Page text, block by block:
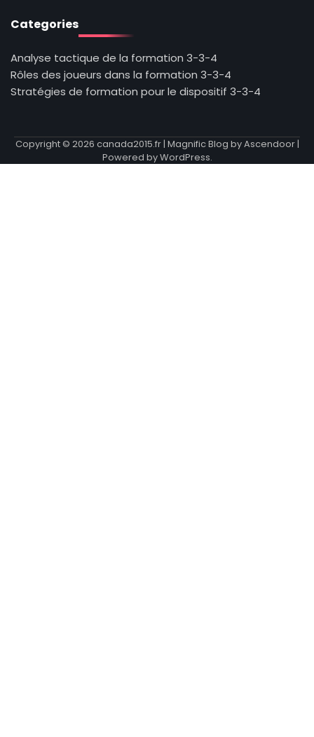
Categories
Analyse tactique de la formation 3-3-4
Rôles des joueurs dans la formation 3-3-4
Stratégies de formation pour le dispositif 3-3-4
Copyright © 2026 canada2015.fr| Magnific Blog byAscendoor|
Powered byWordPress.